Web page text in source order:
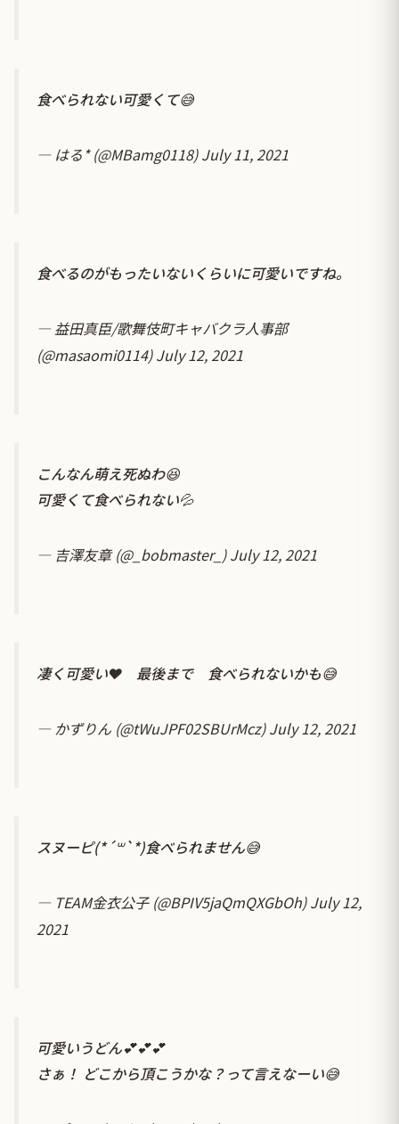
食べられない可愛くて😅
— はる* (@MBamg0118)July 11, 2021
食べるのがもったいないくらいに可愛いですね。
— 益田真臣/歌舞伎町キャバクラ人事部
(@masaomi0114)July 12, 2021
こんなん萌え死ぬわ😆
可愛くて食べられない💦
— 吉澤友章 (@_bobmaster_)July 12, 2021
凄く可愛い❤ 最後まで 食べられないかも😅
— かずりん (@tWuJPF02SBUrMcz)July 12, 2021
スヌーピ(*´꒳`*)食べられません😅
— TEAM金衣公子 (@BPIV5jaQmQXGbOh)July 12,
2021
可愛いうどん💕💕💕
さぁ！ どこから頂こうかな？って言えなーい😅